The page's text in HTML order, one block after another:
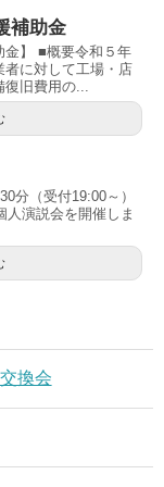
補助金
金】 ■概要令和５年
者に対して工場・店
復旧費用の...
分（受付19:00～）
人演説会を開催しま
換会